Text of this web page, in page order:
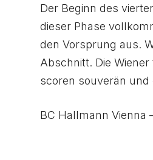
Der Beginn des
dieser Phase
den Vorsprung aus.
Abschnitt. Die
scoren souverän und
BC Hallmann Vienna